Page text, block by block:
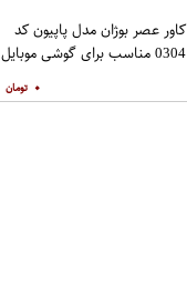
کاور عصر بوژان مدل پاپیون کد
0304 مناسب برای گوشی موبایل
۰